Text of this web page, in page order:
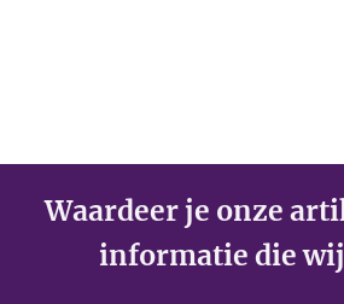
Waardeer je onze
informatie die